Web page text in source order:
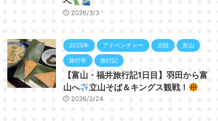
2026/3/3
2025年 アドベンチャー 北陸 富山
旅行年 旅行記
【富山・福井旅行記1日目】羽田から富
山へ
立山そば＆キングス観戦！
2026/2/24